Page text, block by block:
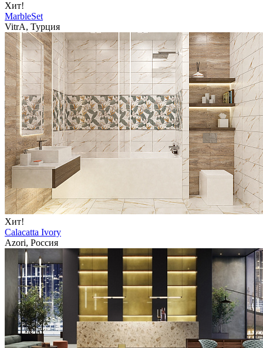
Хит!
MarbleSet
VitrA, Турция
Хит!
Calacatta Ivory
Azori, Россия